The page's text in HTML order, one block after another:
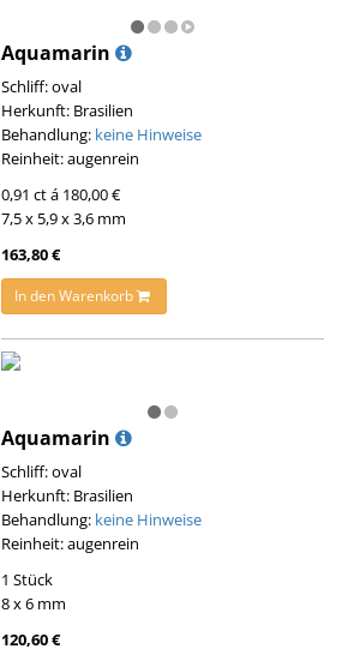
Aquamarin
Schliff: oval
Herkunft: Brasilien
Behandlung: keine Hinweise
Reinheit: augenrein
0,91 ct á 180,00 €
7,5 x 5,9 x 3,6 mm
163,80 €
In den Warenkorb
Aquamarin
Schliff: oval
Herkunft: Brasilien
Behandlung: keine Hinweise
Reinheit: augenrein
1 Stück
8 x 6 mm
120,60 €